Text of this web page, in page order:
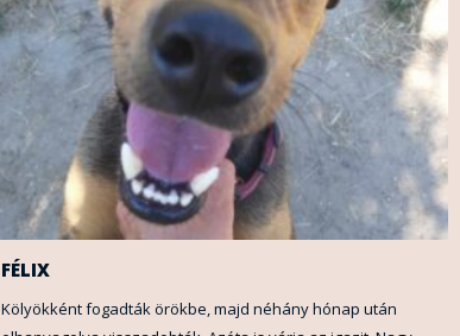
FÉLIX
Kölyökként fogadták örökbe, majd néhány hónap után